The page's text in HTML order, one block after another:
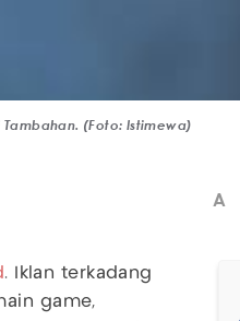
(Foto: Istimewa)
A
. Iklan terkadang
game,